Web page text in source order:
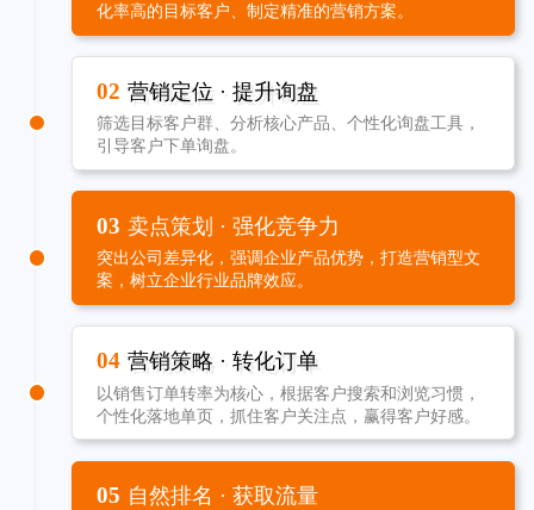
化率高的目标客户、制定精准的营销方案。
02 营销定位 · 提升询盘
筛选目标客户群、分析核心产品、个性化询盘工具，
引导客户下单询盘。
03 卖点策划 · 强化竞争力
突出公司差异化，强调企业产品优势，打造营销型文
案，树立企业行业品牌效应。
04 营销策略 · 转化订单
以销售订单转率为核心，根据客户搜索和浏览习惯，
个性化落地单页，抓住客户关注点，赢得客户好感。
05 自然排名 · 获取流量